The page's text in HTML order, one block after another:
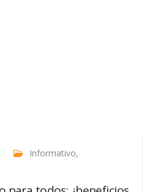
Informativo,